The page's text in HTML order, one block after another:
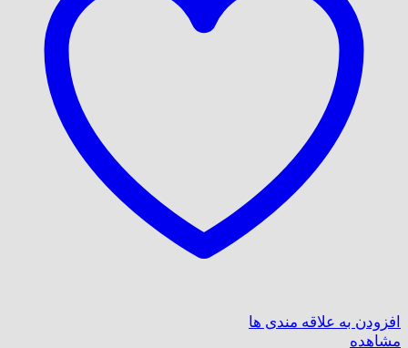
افزودن به علاقه مندی ها
مشاهده